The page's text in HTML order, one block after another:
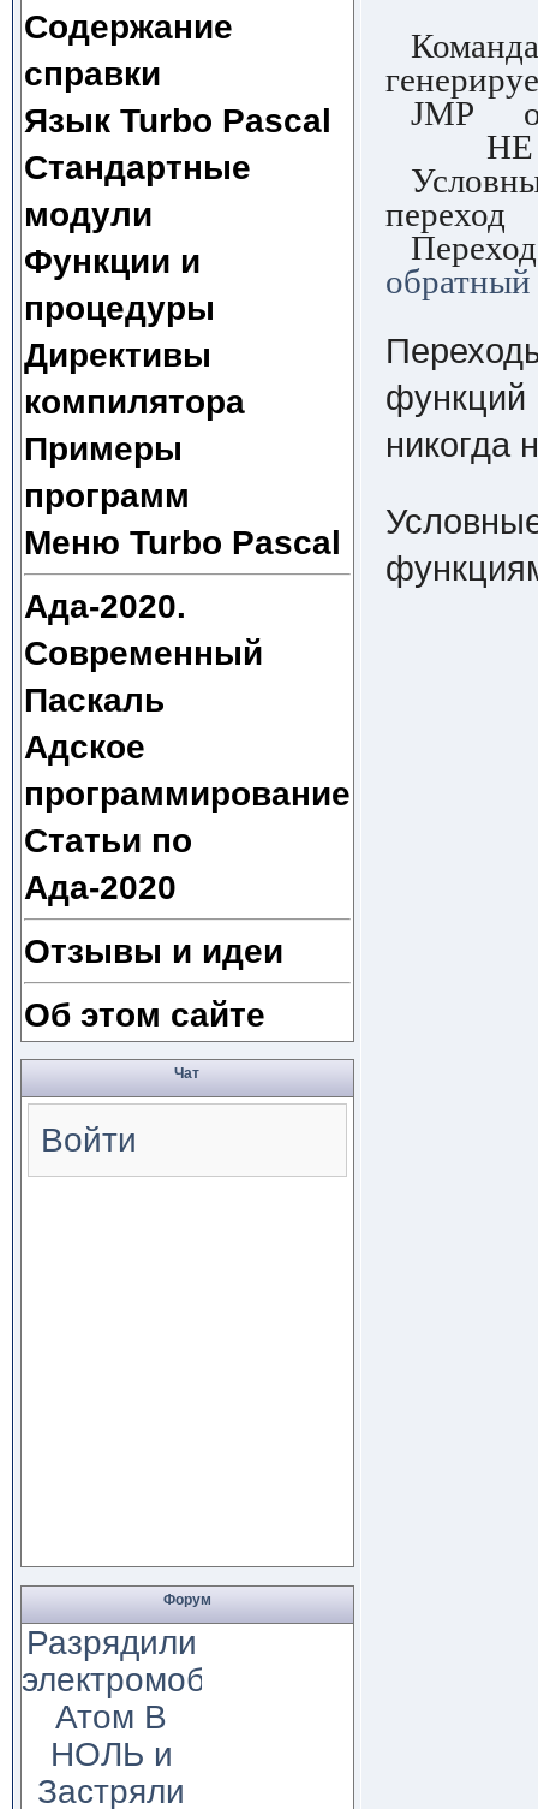
Содержание
справки
Язык Turbo Pascal
Стандартные
модули
Функции и
процедуры
Директивы
компилятора
Примеры
программ
Меню Turbo Pascal
Ада-2020.
Современный
Паскаль
Адское
программирование
Статьи по
Ада-2020
Отзывы и идеи
Об этом сайте
Чат
Войти
Форум
Разрядили
электромобиль
Атом В
НОЛЬ и
Застряли
JMP
НЕ от
переход
обратный
функций
никогда